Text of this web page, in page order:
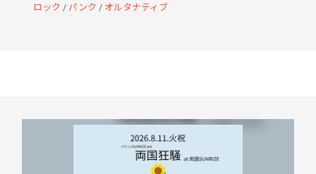
ロック / パンク / オルタナティブ